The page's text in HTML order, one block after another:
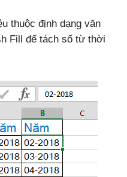
thuộc định dạng văn
Fill để tách số từ thời